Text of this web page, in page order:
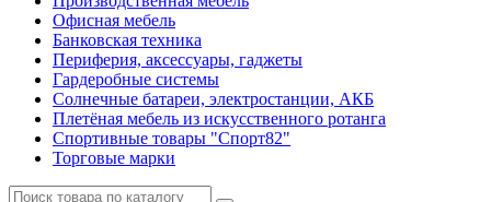
Офисная мебель
Банковская техника
Периферия, аксессуары, гаджеты
Гардеробные системы
Солнечные батареи, электростанции, АКБ
Плетёная мебель из искусственного ротанга
Спортивные товары "Спорт82"
Торговые марки